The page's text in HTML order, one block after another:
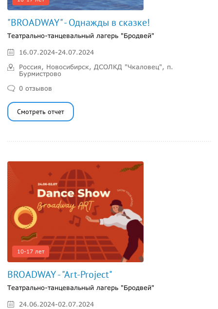
"BROADWAY" - Однажды в сказке!
Театрально-танцевальный лагерь "Бродвей"
16.07.2024-24.07.2024
Россия, Новосибирск, ДСОЛКД "Чкаловец", п.
Бурмистрово
0 отзывов
Смотреть отчет
10-17 лет
BROADWAY - "Art-Project"
Театрально-танцевальный лагерь "Бродвей"
24.06.2024-02.07.2024